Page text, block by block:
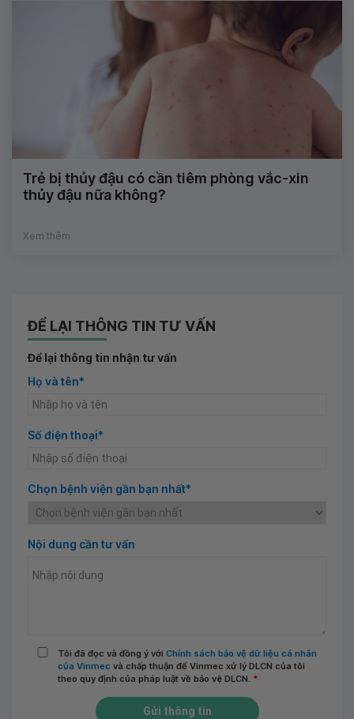
Trẻ bị thủy đậu có cần tiêm phòng vắc-xin
thủy đậu nữa không?
Xem thêm
ĐỂ LẠI THÔNG TIN TƯ VẤN
Để lại thông tin nhận tư vấn
Họ và tên*
Số điện thoại*
Chọn bệnh viện gần bạn nhất*
Nội dung cần tư vấn
Tôi đã đọc và đồng ý với Chính sách bảo vệ dữ liệu cá nhân
của Vinmec và chấp thuận để Vinmec xử lý DLCN của tôi
theo quy định của pháp luật về bảo vệ DLCN. *
Gửi thông tin